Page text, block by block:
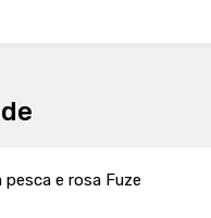
pesca e rosa Fuze